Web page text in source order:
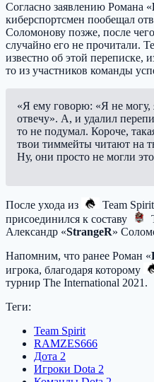
Согласно заявлению Романа «
киберспортсмен пообещал
Соломонову позже, после
случайно его не прочитали.
известно об этой переписке,
то из участников команды
«Я ему говорю: «Я не могу,
отвечу». А, и удалил
то не подумал. Короче,
твои тиммейты читают на
Ну, они просто не могли
После ухода из Team Spirit
присоединился к составу
Александр «StrangeR»
Напомним, что ранее Роман «
игрока, благодаря которому
турнир The International 2021.
Теги:
Team Spirit
RAMZES666
Дота 2
Игроки Dota 2